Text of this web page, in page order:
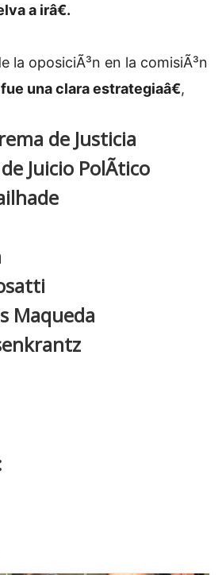
a irâ€.
la oposiciÃ³n en la comisiÃ³n
fue una clara estrategiaâ€,
de Justicia
Juicio PolÃ­tico
Maqueda